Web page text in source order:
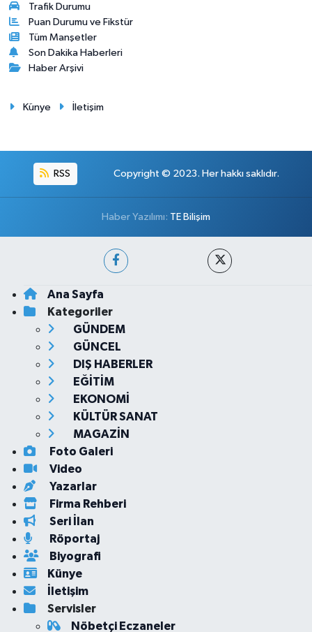
Trafik Durumu
Puan Durumu ve Fikstür
Tüm Manşetler
Son Dakika Haberleri
Haber Arşivi
Künye İletişim
RSS Copyright © 2023. Her hakkı saklıdır.
Haber Yazılımı: TE Bilişim
Ana Sayfa
Kategoriler
GÜNDEM
GÜNCEL
DIŞ HABERLER
EĞİTİM
EKONOMİ
KÜLTÜR SANAT
MAGAZİN
Foto Galeri
Video
Yazarlar
Firma Rehberi
Seri İlan
Röportaj
Biyografi
Künye
İletişim
Servisler
Nöbetçi Eczaneler